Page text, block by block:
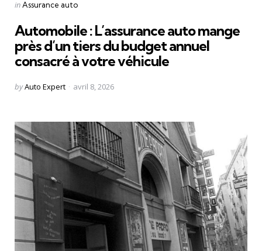
Categories
Posted
inAssurance auto
Automobile : L’assurance auto mange
près d’un tiers du budget annuel
consacré à votre véhicule
Posted
byAuto Expert avril 8, 2026